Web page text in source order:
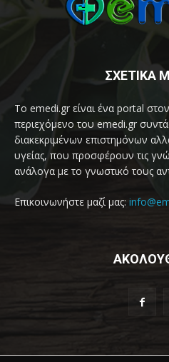
ΣΧΕΤΙΚΑ
Το emedi.gr είναι ένα portal
περιεχόμενο του emedi.gr
διακεκριμένων επιστημόνων
υγείας, που προσφέρουν τις
ανάλογα με το γνωστικό τους
Επικοινωνήστε μαζί μας: